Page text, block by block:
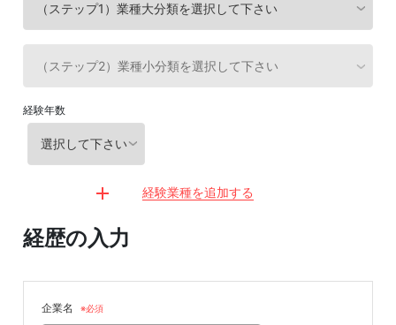
経験年数
経験業種を追加する
経歴の入力
企業名